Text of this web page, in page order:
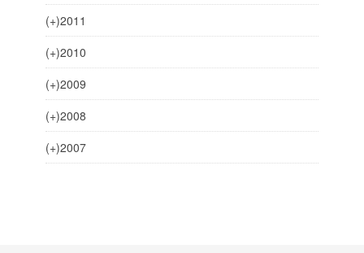
(+)2011
(+)2010
(+)2009
(+)2008
(+)2007